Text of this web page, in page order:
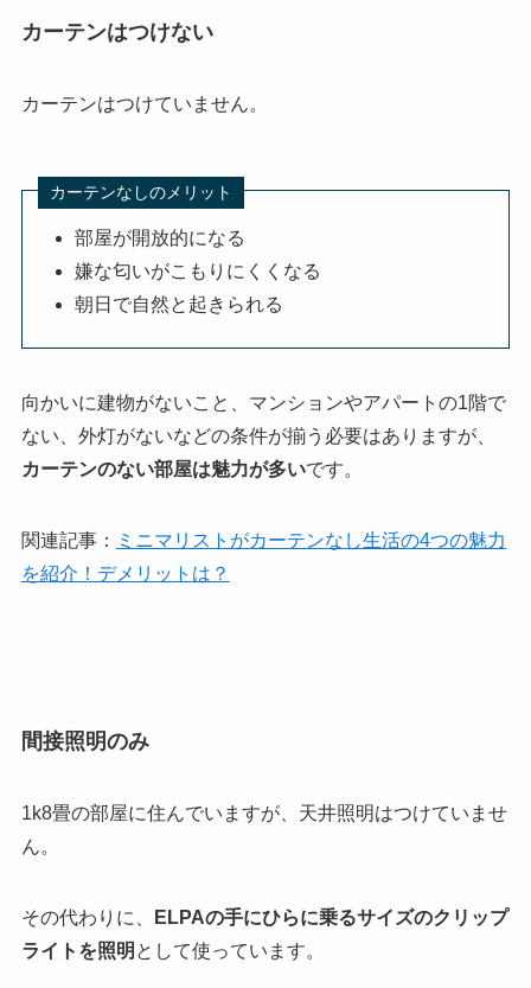
カーテンはつけない
カーテンはつけていません。
カーテンなしのメリット
部屋が開放的になる
嫌な匂いがこもりにくくなる
朝日で自然と起きられる
向かいに建物がないこと、マンションやアパートの1階で
ない、外灯がないなどの条件が揃う必要はありますが、
カーテンのない部屋は魅力が多いです。
関連記事：
ミニマリストがカーテンなし生活の4つの魅力
を紹介！デメリットは？
間接照明のみ
1k8畳の部屋に住んでいますが、天井照明はつけていませ
ん。
その代わりに、
ELPAの手にひらに乗るサイズのクリップ
ライトを照明 として使っています。